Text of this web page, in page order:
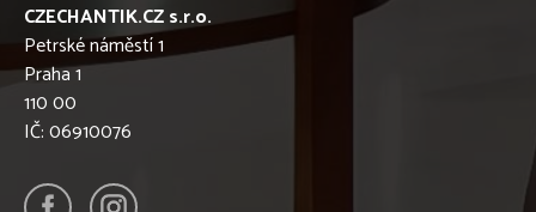
CZECHANTIK.CZ s.r.o.
Petrské náměstí 1
Praha 1
110 00
IČ: 06910076